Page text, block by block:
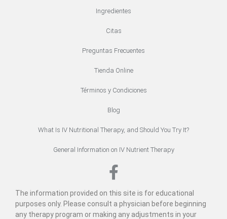
Ingredientes
Citas
Preguntas Frecuentes
Tienda Online
Términos y Condiciones
Blog
What Is IV Nutritional Therapy, and Should You Try It?
General Information on IV Nutrient Therapy
The information provided on this site is for educational
purposes only. Please consult a physician before beginning
any therapy program or making any adjustments in your